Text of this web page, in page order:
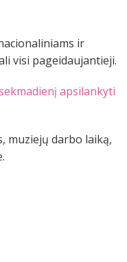
ir
visi pageidaujantieji.
apsilankyti
muziejų darbo laiką,